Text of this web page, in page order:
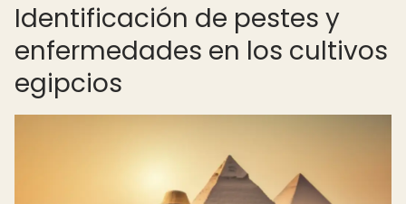
Identificación de pestes y
enfermedades en los cultivos
egipcios